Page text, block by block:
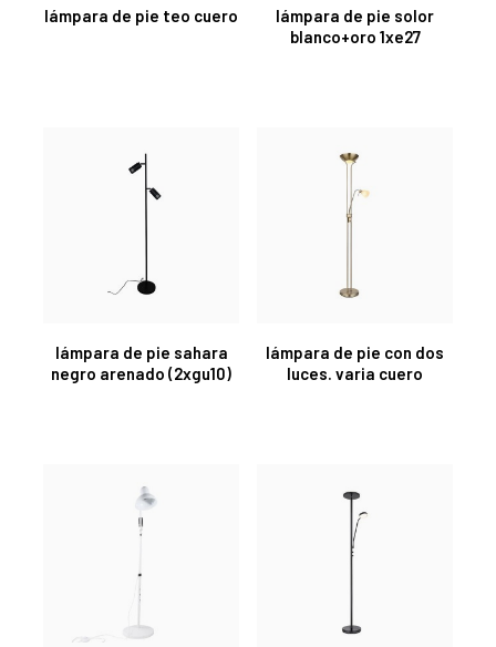
lámpara de pie teo cuero
lámpara de pie solor
blanco+oro 1xe27
lámpara de pie sahara
negro arenado (2xgu10)
lámpara de pie con dos
luces. varia cuero